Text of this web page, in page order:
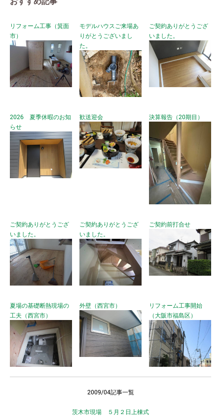
リフォーム工事（箕面
市）
モデルハウスご来場あ
りがとうございまし
た。
ご契約ありがとうござ
いました。
2026 夏季休暇のお知
らせ
歓送迎会 決算報告（20期目）
ご契約ありがとうござ
いました。
ご契約ありがとうござ
いました。
ご契約前打合せ
夏場の基礎断熱現場の
工夫（西宮市）
外壁（西宮市）
リフォーム工事開始
（大阪市福島区）
2009/04記事一覧
茨木市現場 ５月２日上棟式